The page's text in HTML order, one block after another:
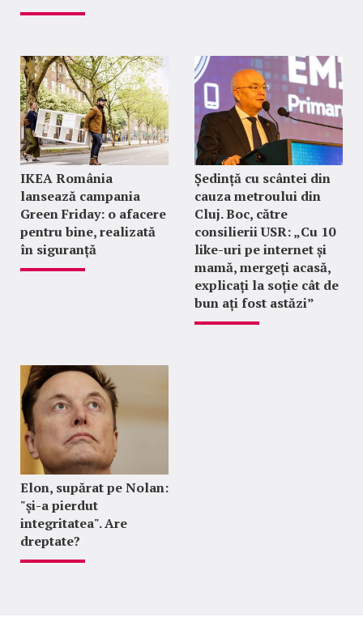
IKEA România
lansează campania
Green Friday: o afacere
pentru bine, realizată
în siguranță
Ședință cu scântei din
cauza metroului din
Cluj. Boc, către
consilierii USR: „Cu 10
like-uri pe internet și
mamă, mergeți acasă,
explicați la soție cât de
bun ați fost astăzi”
Elon, supărat pe Nolan:
"şi-a pierdut
integritatea". Are
dreptate?